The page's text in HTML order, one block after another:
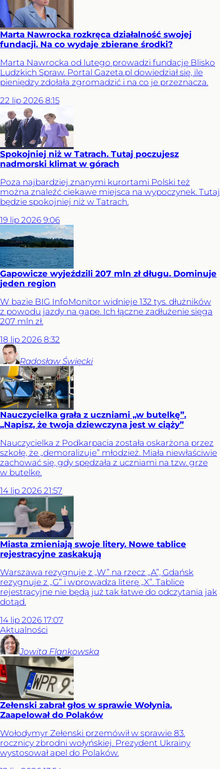
Marta Nawrocka rozkręca działalność swojej
fundacji. Na co wydaje zbierane środki?
Marta Nawrocka od lutego prowadzi fundację Blisko
Ludzkich Spraw. Portal Gazeta.pl dowiedział się, ile
pieniędzy zdołała zgromadzić i na co je przeznacza.
22 lip 2026 8:15
Spokojniej niż w Tatrach. Tutaj poczujesz
nadmorski klimat w górach
Poza najbardziej znanymi kurortami Polski też
można znaleźć ciekawe miejsca na wypoczynek. Tutaj
będzie spokojniej niż w Tatrach.
19 lip 2026 9:06
Gapowicze wyjeździli 207 mln zł długu. Dominuje
jeden region
W bazie BIG InfoMonitor widnieje 132 tys. dłużników
z powodu jazdy na gapę. Ich łączne zadłużenie sięga
207 mln zł.
18 lip 2026 8:32
Radosław Święcki
Nauczycielka grała z uczniami „w butelkę”.
„Napisz, że twoja dziewczyna jest w ciąży”
Nauczycielka z Podkarpacia została oskarżona przez
szkołę, że „demoralizuje” młodzież. Miała niewłaściwie
zachować się, gdy spędzała z uczniami na tzw. grze
w butelkę.
14 lip 2026 21:57
Miasta zmieniają swoje litery. Nowe tablice
rejestracyjne zaskakują
Warszawa rezygnuje z „W” na rzecz „A”, Gdańsk
rezygnuje z „G” i wprowadza literę „X”. Tablice
rejestracyjne nie będą już tak łatwe do odczytania jak
dotąd.
14 lip 2026 17:07
Aktualności
Jowita Flankowska
Zełenski zabrał głos w sprawie Wołynia.
Zaapelował do Polaków
Wołodymyr Zełenski przemówił w sprawie 83.
rocznicy zbrodni wołyńskiej. Prezydent Ukrainy
wystosował apel do Polaków.